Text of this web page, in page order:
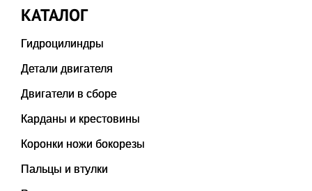
КАТАЛОГ
Гидроцилиндры
Детали двигателя
Двигатели в сборе
Карданы и крестовины
Коронки ножи бокорезы
Пальцы и втулки